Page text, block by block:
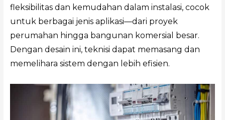
fleksibilitas dan kemudahan dalam instalasi, cocok
untuk berbagai jenis aplikasi—dari proyek
perumahan hingga bangunan komersial besar.
Dengan desain ini, teknisi dapat memasang dan
memelihara sistem dengan lebih efisien.